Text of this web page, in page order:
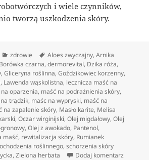
i wiele czynników,
tworzą uszkodzenia skóry.
Kategorie
zdrowie Tagi
Aloes zwyczajny,Arnika
Borówka czarna,dermorevital, Dzika róża,
,Gliceryna roślinna,Goździkowiec korzenny,
, Lawenda wąskolistna, lecznicza maść na
oparzenia, maść na podrażnienia skóry,
trądzik, maśc na wypryski, maść na
na zapalenie skóry, Masło karite, Melisa
,Oczar wirginijski,Olej migdałowy,Olej
,Olej z awokado, Pantenol,
maść, rewitalizacja skóry, Rumianek
roślinnego,schorzenia skóry
,Zielona herbata Dodaj komentarz